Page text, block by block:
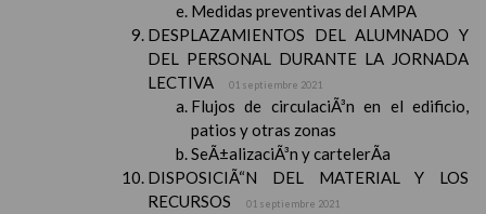
Medidas preventivas del AMPA
DESPLAZAMIENTOS DEL ALUMNADO Y
DEL PERSONAL DURANTE LA JORNADA
LECTIVA
01 septiembre 2021
Flujos de circulaciÃ³n en el edificio,
patios y otras zonas
SeÃ±alizaciÃ³n y cartelerÃ­a
DISPOSICIÃ“N DEL MATERIAL Y LOS
RECURSOS
01 septiembre 2021